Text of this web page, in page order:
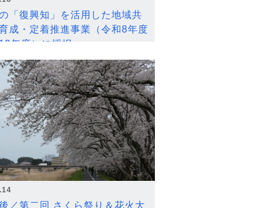
「復興知」を活用した地域共
成・定着推進事業（令和8年度
年度）に採択
／第二回 さくら祭り＆花火大